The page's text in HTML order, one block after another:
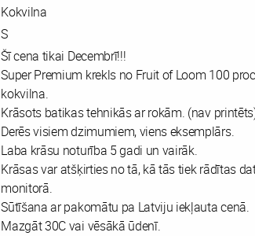
Kokvilna
S
Šī cena tikai Decembrī!!!
Super Premium krekls no Fruit of Loom 100
kokvilna.
Krāsots batikas tehnikās ar rokām. (nav
Derēs visiem dzimumiem, viens eksemplārs.
Laba krāsu noturība 5 gadi un vairāk.
Krāsas var atšķirties no tā, kā tās tiek rādītas
monitorā.
Sūtīšana ar pakomātu pa Latviju iekļauta cenā.
Mazgāt 30C vai vēsākā ūdenī.